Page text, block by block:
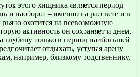
этого хищника является период
и наоборот – именно на рассвете и в
охотится на всевозможную
активность он сохраняет и днем,
глубину только в период наибольшей
отдыхать, уступая арену
например, близкому родственнику,